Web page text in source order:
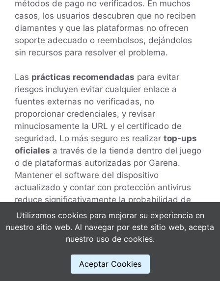
métodos de pago no verificados. En muchos
casos, los usuarios descubren que no reciben
diamantes y que las plataformas no ofrecen
soporte adecuado o reembolsos, dejándolos
sin recursos para resolver el problema.
Las prácticas recomendadas para evitar
riesgos incluyen evitar cualquier enlace a
fuentes externas no verificadas, no
proporcionar credenciales, y revisar
minuciosamente la URL y el certificado de
seguridad. Lo más seguro es realizar top-ups
oficiales a través de la tienda dentro del juego
o de plataformas autorizadas por Garena.
Mantener el software del dispositivo
actualizado y contar con protección antivirus
reduce significativamente la probabilidad de
instalar software malicioso.
Si ya has interactuado con una fuente
contraseñas, activar la verificación en dos
pasos (2FA) en cuentas vinculadas y contactar
Utilizamos cookies para mejorar su experiencia en
nuestro sitio web. Al navegar por este sitio web, acepta
nuestro uso de cookies.
Aceptar Cookies